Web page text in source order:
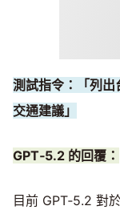
測試指令：「列
交通建議」
GPT‑5.2 的回覆：
目前 GPT‑5.2 對